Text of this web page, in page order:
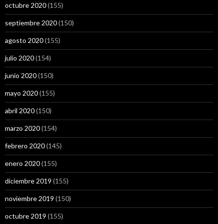
octubre 2020(155)
septiembre 2020(150)
agosto 2020(155)
julio 2020(154)
junio 2020(150)
mayo 2020(155)
abril 2020(150)
marzo 2020(154)
febrero 2020(145)
enero 2020(155)
diciembre 2019 (155)
noviembre 2019 (150)
octubre 2019 (155)